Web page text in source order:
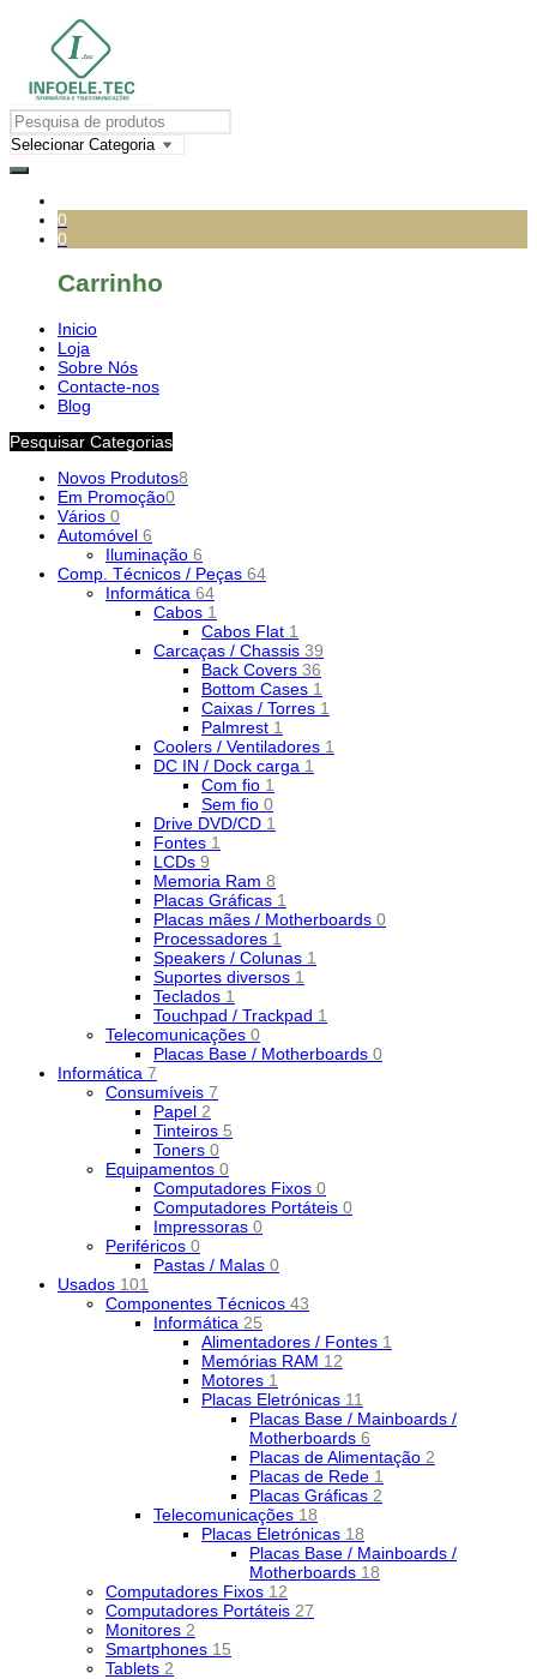
0
0
Carrinho
Inicio
Loja
Sobre Nós
Contacte-nos
Blog
Pesquisar Categorias
Novos Produtos8
Em Promoção0
Vários 0
Automóvel 6
Iluminação 6
Comp. Técnicos / Peças 64
Informática 64
Cabos 1
Cabos Flat 1
Carcaças / Chassis 39
Back Covers 36
Bottom Cases 1
Caixas / Torres 1
Palmrest 1
Coolers / Ventiladores 1
DC IN / Dock carga 1
Com fio 1
Sem fio 0
Drive DVD/CD 1
Fontes 1
LCDs 9
Memoria Ram 8
Placas Gráficas 1
Placas mães / Motherboards 0
Processadores 1
Speakers / Colunas 1
Suportes diversos 1
Teclados 1
Touchpad / Trackpad 1
Telecomunicações 0
Placas Base / Motherboards 0
Informática 7
Consumíveis 7
Papel 2
Tinteiros 5
Toners 0
Equipamentos 0
Computadores Fixos 0
Computadores Portáteis 0
Impressoras 0
Periféricos 0
Pastas / Malas 0
Usados 101
Componentes Técnicos 43
Informática 25
Alimentadores / Fontes 1
Memórias RAM 12
Motores 1
Placas Eletrónicas 11
Placas Base / Mainboards /
Motherboards 6
Placas de Alimentação 2
Placas de Rede 1
Placas Gráficas 2
Telecomunicações 18
Placas Eletrónicas 18
Placas Base / Mainboards /
Motherboards 18
Computadores Fixos 12
Computadores Portáteis 27
Monitores 2
Smartphones 15
Tablets 2